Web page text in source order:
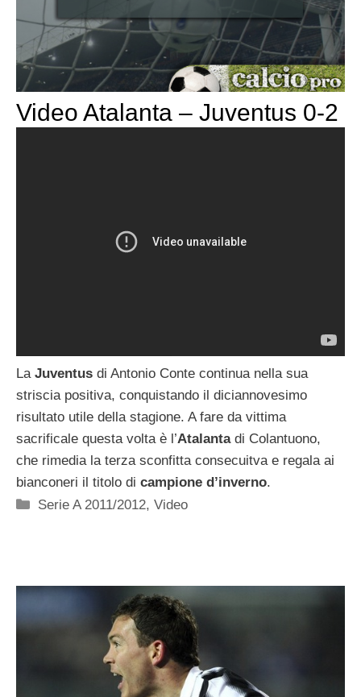
Video Atalanta – Juventus 0-2
La Juventus di Antonio Conte continua nella sua
striscia positiva, conquistando il diciannovesimo
risultato utile della stagione. A fare da vittima
sacrificale questa volta è l’Atalantadi Colantuono,
che rimedia la terza sconfitta consecuitva e regala ai
bianconeri il titolo di campione d’inverno.
Categorie
Serie A 2011/2012,Video